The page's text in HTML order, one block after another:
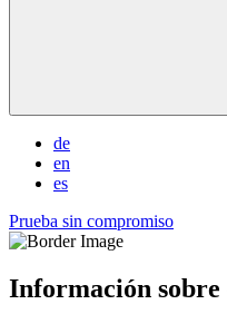
de
en
es
Prueba sin compromiso
Información